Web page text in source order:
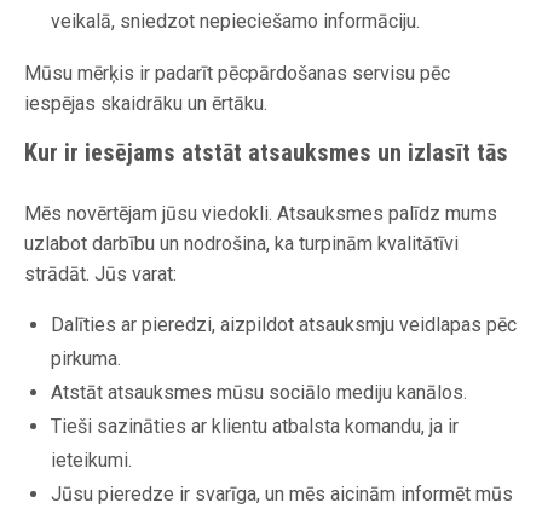
veikalā, sniedzot nepieciešamo informāciju.
Mūsu mērķis ir padarīt pēcpārdošanas servisu pēc
iespējas skaidrāku un ērtāku.
Kur ir iesējams atstāt atsauksmes un izlasīt tās
Mēs novērtējam jūsu viedokli. Atsauksmes palīdz mums
uzlabot darbību un nodrošina, ka turpinām kvalitātīvi
strādāt. Jūs varat:
Dalīties ar pieredzi, aizpildot atsauksmju veidlapas pēc
pirkuma.
Atstāt atsauksmes mūsu sociālo mediju kanālos.
Tieši sazināties ar klientu atbalsta komandu, ja ir
ieteikumi.
Jūsu pieredze ir svarīga, un mēs aicinām informēt mūs